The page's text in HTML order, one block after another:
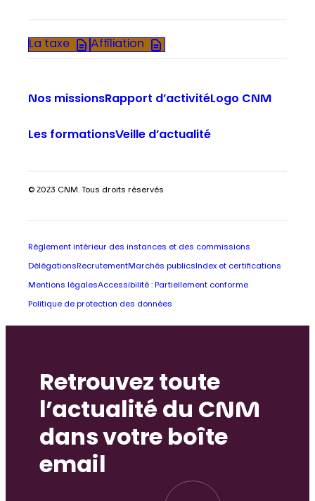
La taxe Affiliation
Nos missionsRapport d’activitéLogo CNM
Les formationsVeille d’actualité
© 2023 CNM. Tous droits réservés
Règlement intérieur des instances et des commissions
Délégations RecrutementMarchés publics Index et certifications
Mentions légalesAccessibilité : Partiellement conforme
Politique de protection des données
Retrouvez toute
l’actualité du CNM
dans votre boîte
email